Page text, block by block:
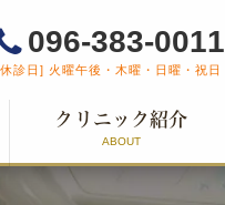
096-383-0011
診日] 火曜午後・木曜・日曜・祝日
クリニック紹介
ABOUT